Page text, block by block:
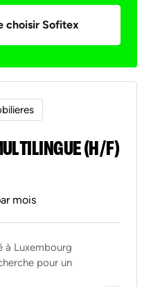
choisir Sofitex
(H/F)
mois
à Luxembourg
pour un